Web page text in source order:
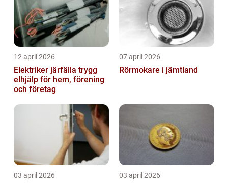
12 april 2026
Elektriker järfälla trygg
elhjälp för hem, förening
och företag
07 april 2026
Rörmokare i jämtland
03 april 2026 03 april 2026